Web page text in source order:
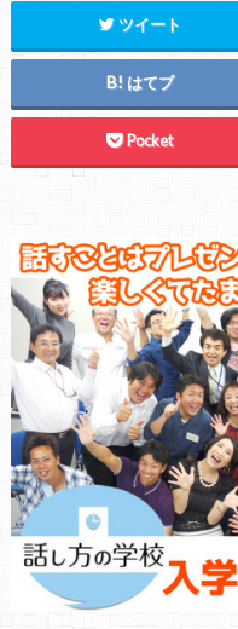
ツイート
はてブ
Pocket